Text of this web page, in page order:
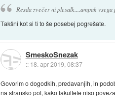
Resda zvečer ni plesalk....ampak vsega
Takšni kot si ti to še posebej pogrešate.
SmeskoSnezak
:: 18. apr 2019, 08:37
Govorim o dogodkih, predavanjih, in
na stransko pot, kako fakultete niso